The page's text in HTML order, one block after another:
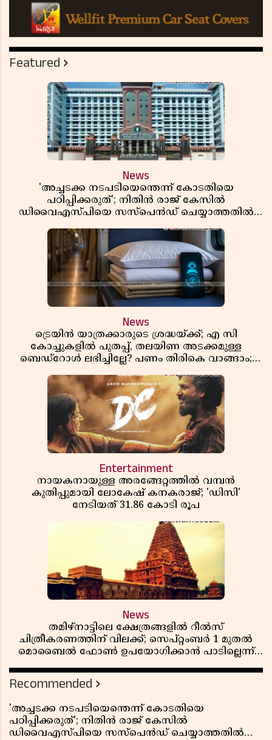
Featured
News
'അച്ചടക്ക നടപടിയെന്തെന്ന് കോടതിയെ
പഠിപ്പിക്കരുത്'; നിതിൻ രാജ് കേസിൽ
ഡിവൈഎസ്പിയെ സസ്പെൻഡ് ചെയ്യാത്തതിൽ
News
ട്രെയിൻ യാത്രക്കാരുടെ ശ്രദ്ധയ്ക്ക്; എ സി
കോച്ചുകളിൽ പുതപ്പ്, തലയിണ അടക്കമുള്ള
ബെഡ്റോൾ ലഭിച്ചില്ലേ? പണം തിരികെ വാങ്ങാം;
Entertainment
നായകനായുള്ള അരങ്ങേറ്റത്തിൽ വമ്പൻ
കുതിപ്പുമായി ലോകേഷ് കനകരാജ്; 'ഡിസി'
നേടിയത് 31.86 കോടി രൂപ
News
തമിഴ്‌നാട്ടിലെ ക്ഷേത്രങ്ങളിൽ റീൽസ്
ചിത്രീകരണത്തിന് വിലക്ക്; സെപ്റ്റംബർ 1 മുതൽ
മൊബൈൽ ഫോൺ ഉപയോഗിക്കാൻ പാടില്ലെന്ന്
Recommended
'അച്ചടക്ക നടപടിയെന്തെന്ന് കോടതിയെ
പഠിപ്പിക്കരുത്'; നിതിൻ രാജ് കേസിൽ
ഡിവൈഎസ്പിയെ സസ്പെൻഡ് ചെയ്യാത്തതിൽ